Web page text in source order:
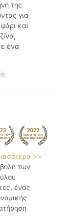
της
για
και
ένα
>>
των
ένας